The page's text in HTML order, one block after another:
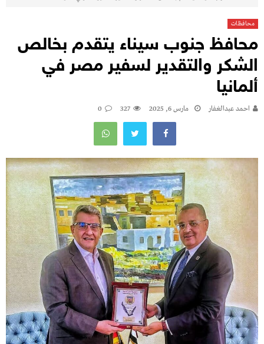
محافظات
محافظ جنوب سيناء يتقدم بخالص
الشكر والتقدير لسفير مصر في
ألمانيا
احمد عبدالغفار مارس 6, 2025 327
0